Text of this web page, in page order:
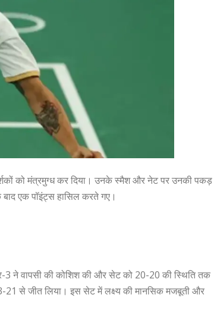
को मंत्रमुग्ध कर दिया। उनके स्मैश और नेट पर उनकी पकड़
बाद एक पॉइंट्स हासिल करते गए।
3 ने वापसी की कोशिश की और सेट को 20-20 की स्थिति तक
21 से जीत लिया। इस सेट में लक्ष्य की मानसिक मजबूती और